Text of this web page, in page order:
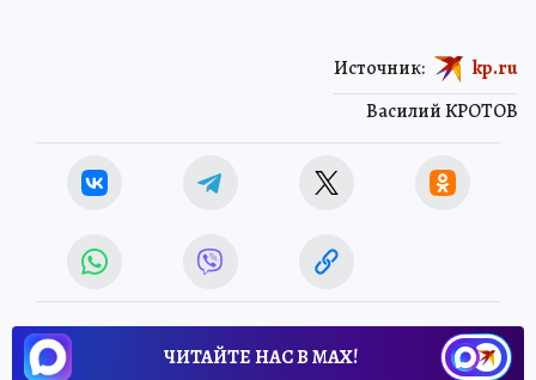
Василий КРОТОВ
Источник: kp.ru
ЧИТАЙТЕ НАС В МАХ!